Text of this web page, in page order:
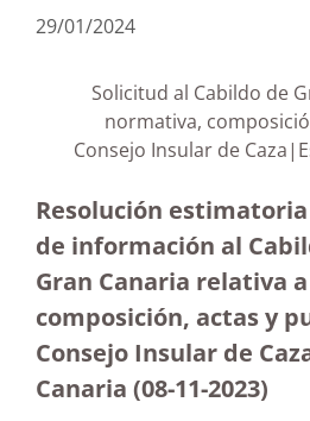
29/01/2024
Solicitud al Cabildo de
normativa,
Consejo Insular de
Resolución
de información al
Gran Canaria relativa
composición, actas y
Consejo Insular de
Canaria (08-11-2023)